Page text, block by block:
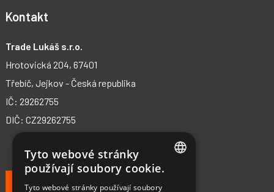
Kontakt
Trade Lukáš s.r.o.
Hrotovická 204, 67401
Třebíč, Jejkov - Česká republika
IČ: 29262755
DIČ: CZ29262755
+420 602 490 737
Tyto webové stránky
používají soubory cookie.
Tyto webové stránky používají soubory